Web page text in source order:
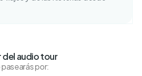
del audio tour
por: